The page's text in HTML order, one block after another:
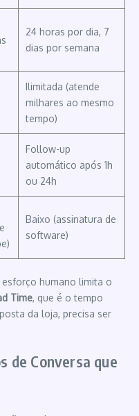
24 horas por dia, 7
dias por semana
Ilimitada (atende
milhares ao mesmo
tempo)
Follow-up
automático após 1h
ou 24h
Baixo (assinatura de
software)
esforço humano limita o
Time, que é o tempo
da loja, precisa ser
de Conversa que